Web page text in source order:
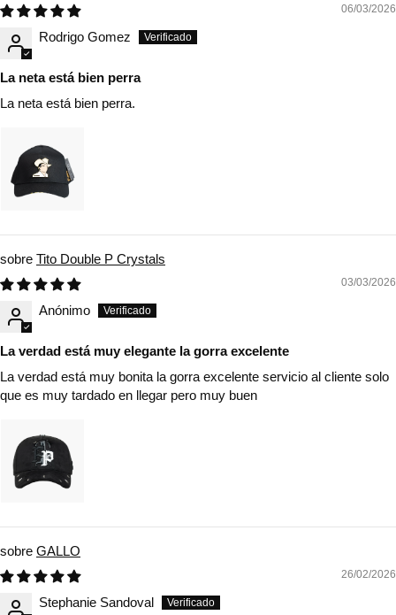
06/03/2026
Rodrigo Gomez
La neta está bien perra
La neta está bien perra.
Tito Double P Crystals
03/03/2026
Anónimo
La verdad está muy elegante la gorra excelente
La verdad está muy bonita la gorra excelente servicio al cliente solo
que es muy tardado en llegar pero muy buen
GALLO
26/02/2026
Stephanie Sandoval